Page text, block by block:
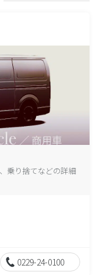
乗り捨てなどの詳細
0229-24-0100